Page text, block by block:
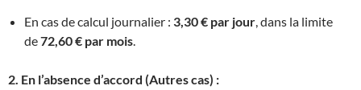
En cas de calcul journalier : 3,30 € par jour, dans la limite
de72,60 € par mois.
2. En l’absence d’accord (Autres cas) :